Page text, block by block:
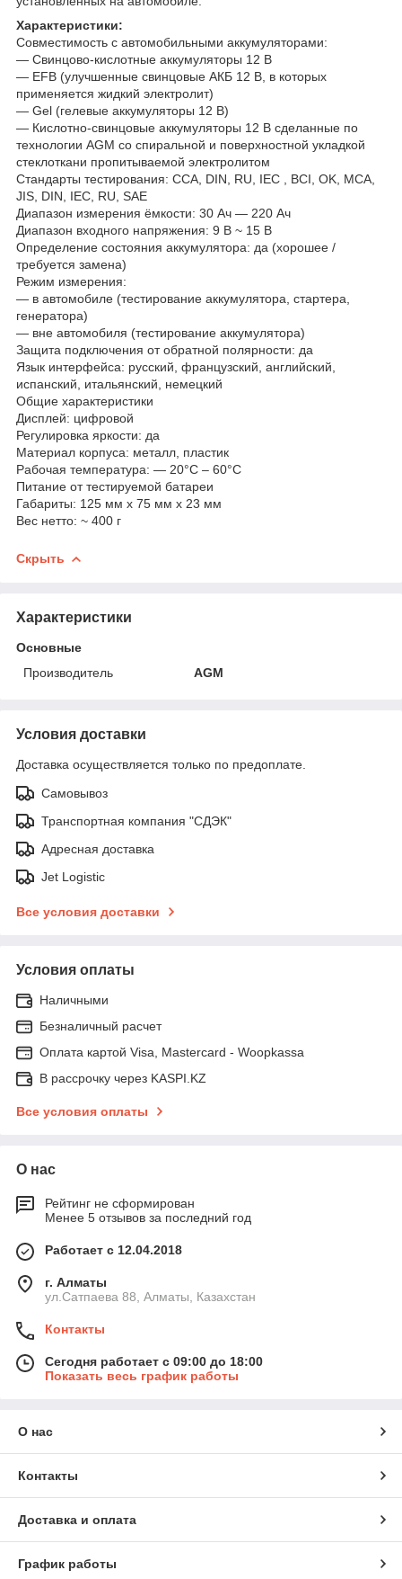
Характеристики:
Совместимость с автомобильными аккумуляторами:
— Свинцово-кислотные аккумуляторы 12 В
— EFB (улучшенные свинцовые АКБ 12 В, в которых
применяется жидкий электролит)
— Gel (гелевые аккумуляторы 12 В)
— Кислотно-свинцовые аккумуляторы 12 В сделанные по
технологии AGM со спиральной и поверхностной укладкой
стеклоткани пропитываемой электролитом
Стандарты тестирования: CCA, DIN, RU, IEC , BCI, ОK, MCA,
JIS, DIN, IEC, RU, SAE
Диапазон измерения ёмкости: 30 Ач — 220 Ач
Диапазон входного напряжения: 9 В ~ 15 В
Определение состояния аккумулятора: да (хорошее /
требуется замена)
Режим измерения:
— в автомобиле (тестирование аккумулятора, стартера,
генератора)
— вне автомобиля (тестирование аккумулятора)
Защита подключения от обратной полярности: да
Язык интерфейса: русский, французский, английский,
испанский, итальянский, немецкий
Общие характеристики
Дисплей: цифровой
Регулировка яркости: да
Материал корпуса: металл, пластик
Рабочая температура: — 20°C – 60°C
Питание от тестируемой батареи
Габариты: 125 мм х 75 мм х 23 мм
Вес нетто: ~ 400 г
Скрыть
Характеристики
Основные
Производитель
AGM
Условия доставки
Доставка осуществляется только по предоплате.
Самовывоз
Транспортная компания "СДЭК"
Адресная доставка
Jet Logistic
Все условия доставки
Условия оплаты
Наличными
Безналичный расчет
Оплата картой Visa, Mastercard - Woopkassa
В рассрочку через KASPI.KZ
Все условия оплаты
О нас
Рейтинг не сформирован
Менее 5 отзывов за последний год
Работает с 12.04.2018
г. Алматы
ул.Сатпаева 88, Алматы, Казахстан
Контакты
Сегодня работает с 09:00 до 18:00
Показать весь график работы
О нас
Контакты
Доставка и оплата
График работы